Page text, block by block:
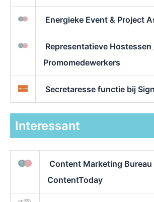
Energieke Event & Project
Representatieve Hostessen
Promomedewerkers
Secretaresse functie bij
Interessant
Content Marketing Bureau
ContentToday